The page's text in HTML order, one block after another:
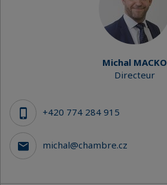
Michal MACKO
Directeur
+420 774 284 915
michal@chambre.cz